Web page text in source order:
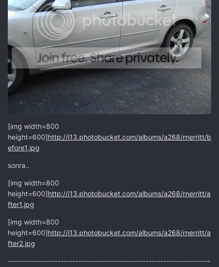
[img width=800
height=600]http://i13.photobucket.com/albums/a268/rnerritt/b
efore1.jpg
sonra..
[img width=800
height=600]http://i13.photobucket.com/albums/a268/rnerritt/a
fter1.jpg
[img width=800
height=600]http://i13.photobucket.com/albums/a268/rnerritt/a
fter2.jpg
---------------------------------------------------------------------